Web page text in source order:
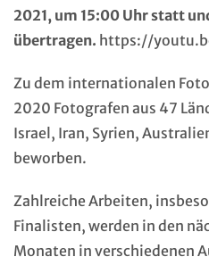
2021, um 15:00 Uhr statt
übertragen. https://
Zu dem internationalen
2020 Fotografen aus 47
Israel, Iran, Syrien,
beworben.
Zahlreiche Arbeiten,
Finalisten, werden in den
Monaten in verschiedenen